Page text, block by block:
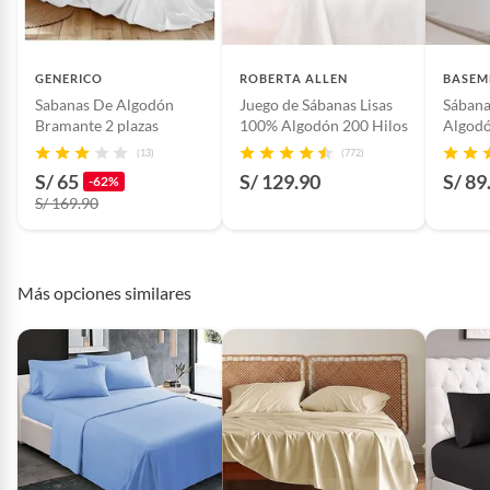
Número de hilos
Incluye
1 juego de sabanas+1 funda
para almohada
Color básico Blanco
GENERICO
Sabanas De Algodón
Bramante 2 plazas
(13)
S/ 65 -62%
S/ 169.90
ROBERTA ALLEN
Juego de Sábanas Lisas
100% Algodón 200 Hilos
(772)
S/ 129.90 S/
Más opciones similares